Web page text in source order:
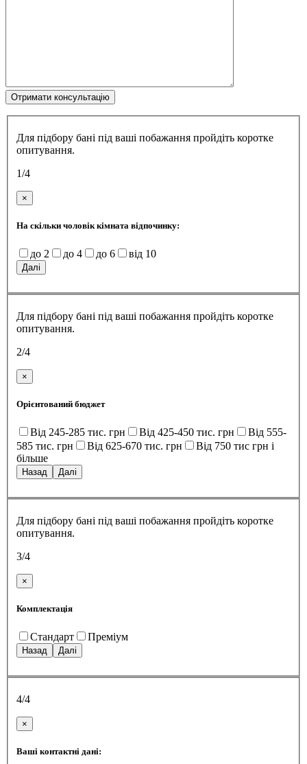
Для підбору бані під ваші побажання пройдіть коротке
опитування.
1/4
×
На скільки чоловік кімната відпочинку:
до 2 до 4 до 6 від 10
Далі
Для підбору бані під ваші побажання пройдіть коротке
опитування.
2/4
×
Орієнтований бюджет
Від 245-285 тис. грн Від 425-450 тис. грн
Від 555-
585 тис. грн
Від 625-670 тис. грн
Від 750 тис грн і
більше
Назад Далі
Для підбору бані під ваші побажання пройдіть коротке
опитування.
3/4
×
Комплектація
Стандарт Преміум
Назад Далі
4/4
×
Ваші контактні дані: